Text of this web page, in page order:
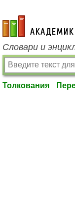
academic.ru
Словари и
Толкования